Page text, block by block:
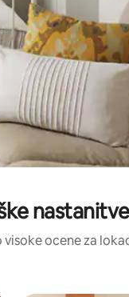
ocene za